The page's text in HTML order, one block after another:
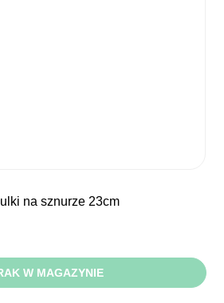
na sznurze 23cm
W MAGAZYNIE